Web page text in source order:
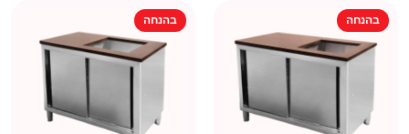
המקורי
היה:
₪4,146.
הנוכחי
הוא:
₪3,190.
המקורי
היה:
₪4,505.
הנוכחי
הוא:
₪3,650.
בהנחה בהנחה